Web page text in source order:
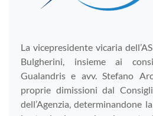
La vicepresidente vicaria
Bulgherini, insieme ai
Gualandris e avv. Stefano
proprie dimissioni dal
dell’Agenzia, determinandone